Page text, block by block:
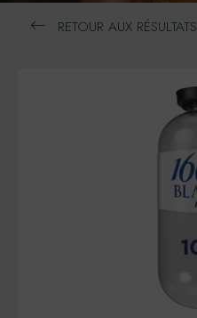
RETOUR AUX RÉSULTATS